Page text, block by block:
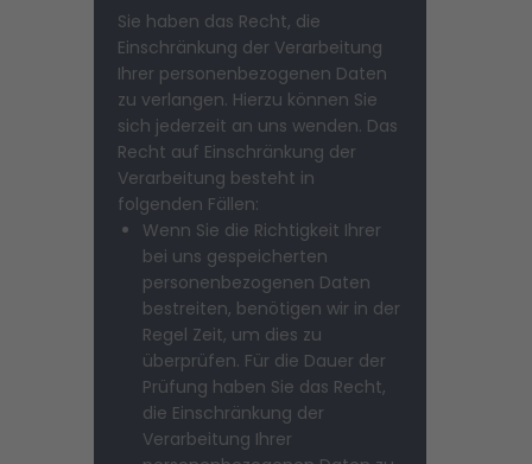
Sie haben das Recht, die
Einschränkung der Verarbeitung
Ihrer personenbezogenen Daten
zu verlangen. Hierzu können Sie
sich jederzeit an uns wenden. Das
Recht auf Einschränkung der
Verarbeitung besteht in
folgenden Fällen:
Wenn Sie die Richtigkeit Ihrer
bei uns gespeicherten
personenbezogenen Daten
bestreiten, benötigen wir in der
Regel Zeit, um dies zu
überprüfen. Für die Dauer der
Prüfung haben Sie das Recht,
die Einschränkung der
Verarbeitung Ihrer